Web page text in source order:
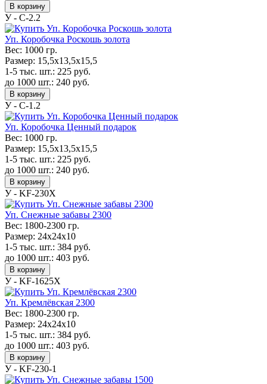
В корзину
У - С-2.2
Уп. Коробочка Роскошь золота
Вес: 1000 гр.
Размер: 15,5х13,5х15,5
1-5 тыс. шт.: 225 руб.
до 1000 шт.: 240 руб.
В корзину
У - С-1.2
Уп. Коробочка Ценный подарок
Вес: 1000 гр.
Размер: 15,5х13,5х15,5
1-5 тыс. шт.: 225 руб.
до 1000 шт.: 240 руб.
В корзину
У - KF-230Х
Уп. Снежные забавы 2300
Вес: 1800-2300 гр.
Размер: 24х24х10
1-5 тыс. шт.: 384 руб.
до 1000 шт.: 403 руб.
В корзину
У - KF-1625Х
Уп. Кремлёвская 2300
Вес: 1800-2300 гр.
Размер: 24х24х10
1-5 тыс. шт.: 384 руб.
до 1000 шт.: 403 руб.
В корзину
У - KF-230-1